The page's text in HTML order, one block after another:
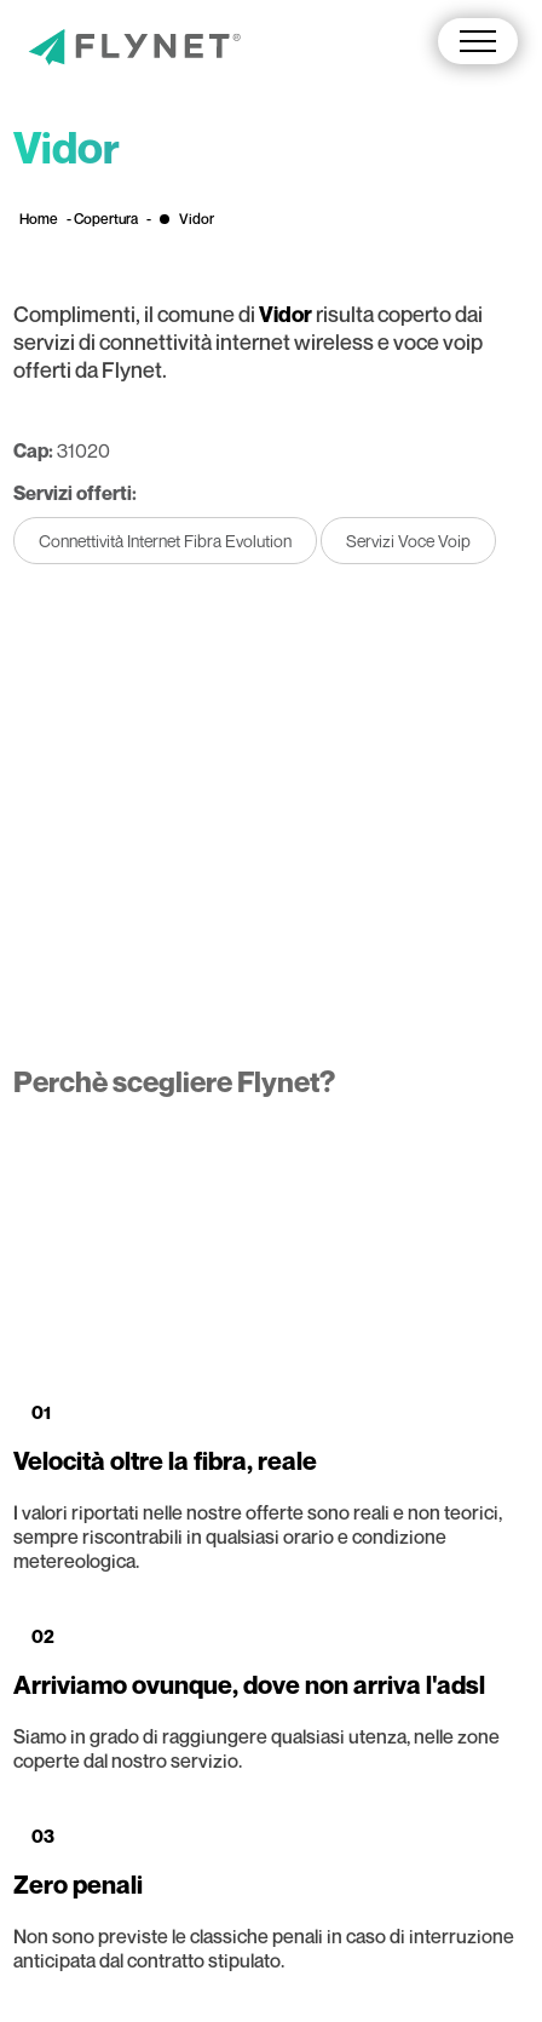
Vidor
Home -Copertura - Vidor
Complimenti, il comune diVidorrisulta coperto dai
servizi di connettività internet wireless e voce voip
offerti da Flynet.
Cap:31020
Servizi offerti:
Connettività Internet Fibra Evolution Servizi Voce Voip
Perchè scegliere Flynet?
01
Velocità oltre la fibra, reale
I valori riportati nelle nostre offerte sono reali e non teorici,
sempre riscontrabili in qualsiasi orario e condizione
metereologica.
02
Arriviamo ovunque, dove non arriva l'adsl
Siamo in grado di raggiungere qualsiasi utenza, nelle zone
coperte dal nostro servizio.
03
Zero penali
Non sono previste le classiche penali in caso di interruzione
anticipata dal contratto stipulato.